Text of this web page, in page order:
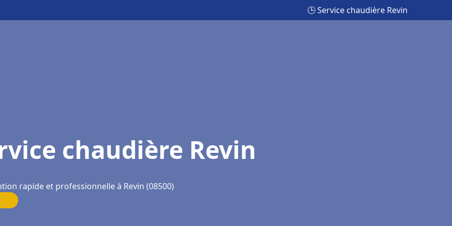
🕒 Service chaudière Revin
chaudière Revin
rapide et professionnelle à Revin (08500)